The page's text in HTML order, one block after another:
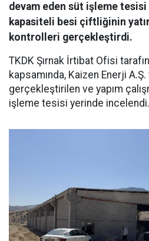
devam eden süt işleme
kapasiteli besi çiftliğinin
kontrolleri gerçekleştirdi.
TKDK Şırnak İrtibat Ofisi
kapsamında, Kaizen Enerji A.Ş.
gerçekleştirilen ve yapım
işleme tesisi yerinde incelendi.